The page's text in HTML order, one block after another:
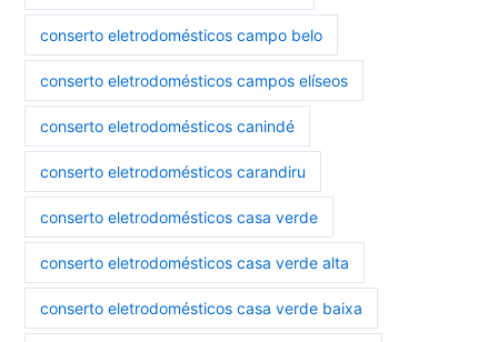
conserto eletrodomésticos campo belo
conserto eletrodomésticos campos elíseos
conserto eletrodomésticos canindé
conserto eletrodomésticos carandiru
conserto eletrodomésticos casa verde
conserto eletrodomésticos casa verde alta
conserto eletrodomésticos casa verde baixa